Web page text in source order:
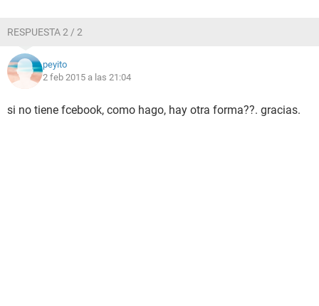
RESPUESTA 2 / 2
peyito
2 feb 2015 a las 21:04
si no tiene fcebook, como hago, hay otra forma??. gracias.